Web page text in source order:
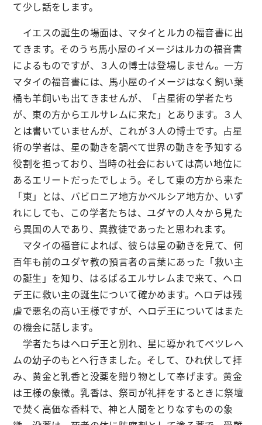
て少し話をします。
イエスの誕生の場面は、マタイとルカの福音書に出
てきます。そのうち馬小屋のイメージはルカの福音書
によるものですが、３人の博士は登場しません。一方
マタイの福音書には、馬小屋のイメージはなく飼い葉
桶も羊飼いも出てきませんが、「占星術の学者たち
が、東の方からエルサレムに来た」とあります。３人
とは書いていませんが、これが３人の博士です。占星
術の学者は、星の動きを調べて世界の動きを予知する
役割を担っており、当時の社会においては高い地位に
あるエリートだったでしょう。そして東の方から来た
「東」とは、バビロニア地方かペルシア地方か、いず
れにしても、この学者たちは、ユダヤの人々から見た
ら異国の人であり、異教徒であったと思われます。
マタイの福音によれば、彼らは星の動きを見て、何
百年も前のユダヤ教の預言者の言葉にあった「救い主
の誕生」を知り、はるばるエルサレムまで来て、ヘロ
デ王に救い主の誕生について確かめます。ヘロデは残
虐で悪名の高い王様ですが、ヘロデ王についてはまた
の機会に話します。
学者たちはヘロデ王と別れ、星に導かれてベツレヘ
ムの幼子のもとへ行きました。そして、ひれ伏して拝
み、黄金と乳香と没薬を贈り物として奉げます。黄金
は王様の象徴。乳香は、祭司が礼拝をするときに祭壇
で焚く高価な香料で、神と人間をとりなすものの象